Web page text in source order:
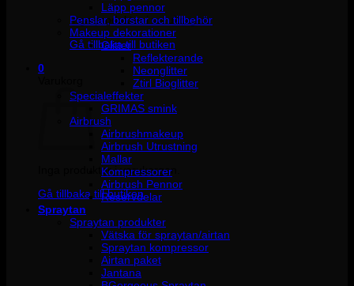
Inga produkter i varukorgen.
Gå tillbaka till butiken
0
Inga produkter i varukorgen.
Gå tillbaka till butiken
Läpp pennor
Penslar, borstar och tillbehör
Makeup dekorationer
Glitter
Reflekterande
Neonglitter
Ztirl Bioglitter
Specialeffekter
GRIMAS smink
Airbrush
Airbrushmakeup
Airbrush Utrustning
Mallar
Kompressorer
Airbrush Pennor
Reservdelar
Spraytan
Spraytan produkter
Vätska för spraytan/airtan
Spraytan kompressor
Airtan paket
Jantana